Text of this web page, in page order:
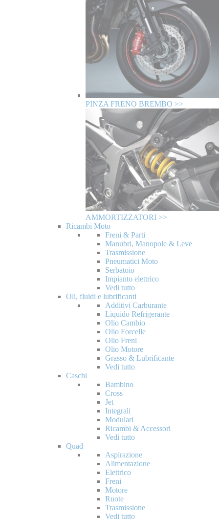
PINZA FRENO BREMBO >>
AMMORTIZZATORI >>
Ricambi Moto
Freni & Parti
Manubri, Manopole & Leve
Trasmissione
Pneumatici Moto
Serbatoio
Impianto elettrico
Vedi tutto
Oli, fluidi e lubrificanti
Additivi Carburante
Liquido Refrigerante
Olio Cambio
Olio Forcelle
Olio Freni
Olio Motore
Grasso & Lubrificante
Vedi tutto
Caschi
Bambino
Cross
Jet
Integrali
Modulari
Ricambi & Accessori
Vedi tutto
Quad
Aspirazione
Alimentazione
Elettrico
Freni
Motore
Ruote
Trasmissione
Vedi tutto